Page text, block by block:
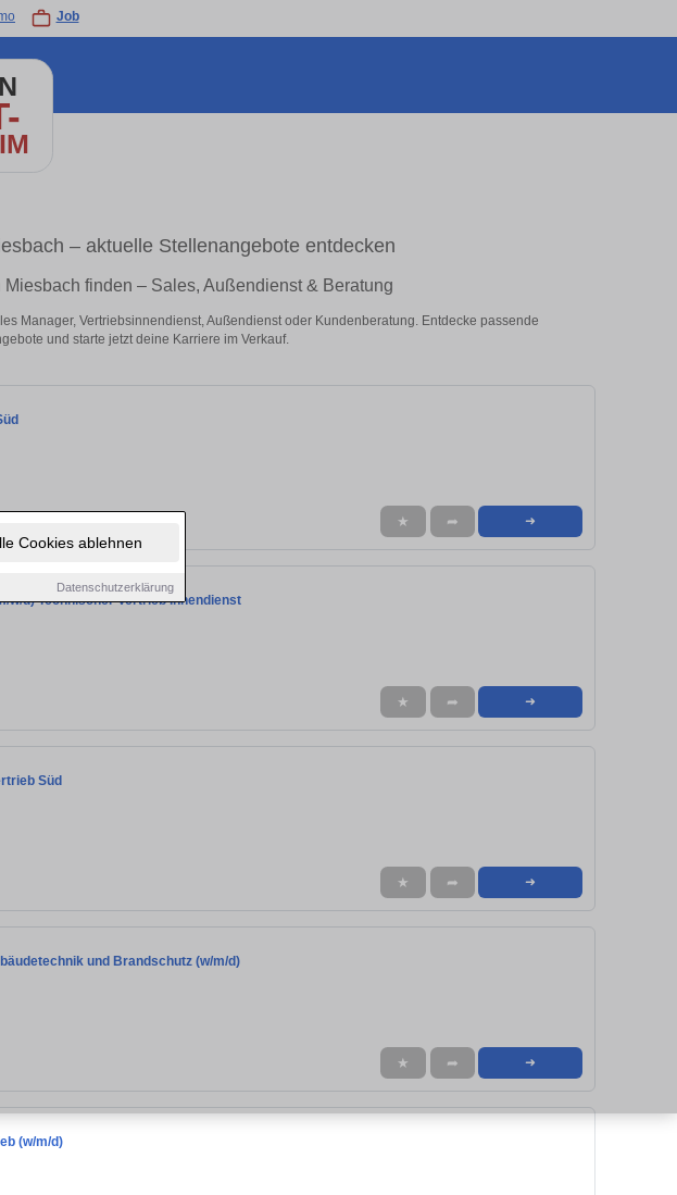
Cookies ablehnen
Datenschutzerklärung
Job
– aktuelle Stellenangebote entdecken
Miesbach finden – Sales, Außendienst & Beratung
Manager, Vertriebsinnendienst, Außendienst oder Kundenberatung. Entdecke passende
und starte jetzt deine Karriere im Verkauf.
★ ➦ ➜
w/d) Technischer Vertrieb Innendienst
★ ➦ ➜
Süd
★ ➦ ➜
und Brandschutz (w/m/d)
★ ➦ ➜
(w/m/d)